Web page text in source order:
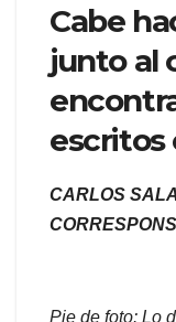
Cabe
junto al
escritos
CARLOS
Pie de foto: Lo